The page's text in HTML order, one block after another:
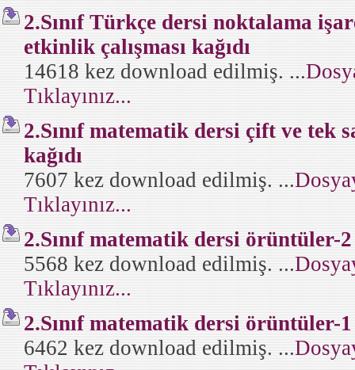
2.Sınıf Türkçe dersi noktalama
etkinlik çalışması kağıdı
14618 kez download edilmiş. ...
Tıklayınız...
2.Sınıf matematik dersi çift ve tek
kağıdı
7607 kez download edilmiş. ...
Tıklayınız...
2.Sınıf matematik dersi örüntüler-2
5568 kez download edilmiş. ...
Tıklayınız...
2.Sınıf matematik dersi örüntüler-1
6462 kez download edilmiş. ...